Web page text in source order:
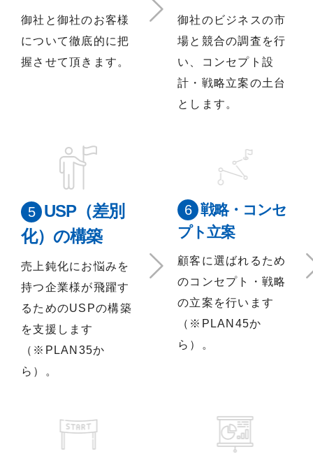
御社と御社のお客様
について徹底的に把
握させて頂きます。
御社のビジネスの市
場と競合の調査を行
い、コンセプト設
計・戦略立案の土台
とします。
USP（差別
化）の構築
売上鈍化にお悩みを
持つ企業様が飛躍す
るためのUSPの構築
を支援します
（※PLAN35か
ら）。
戦略・コンセ
プト立案
顧客に選ばれるため
のコンセプト・戦略
の立案を行います
（※PLAN45か
ら）。